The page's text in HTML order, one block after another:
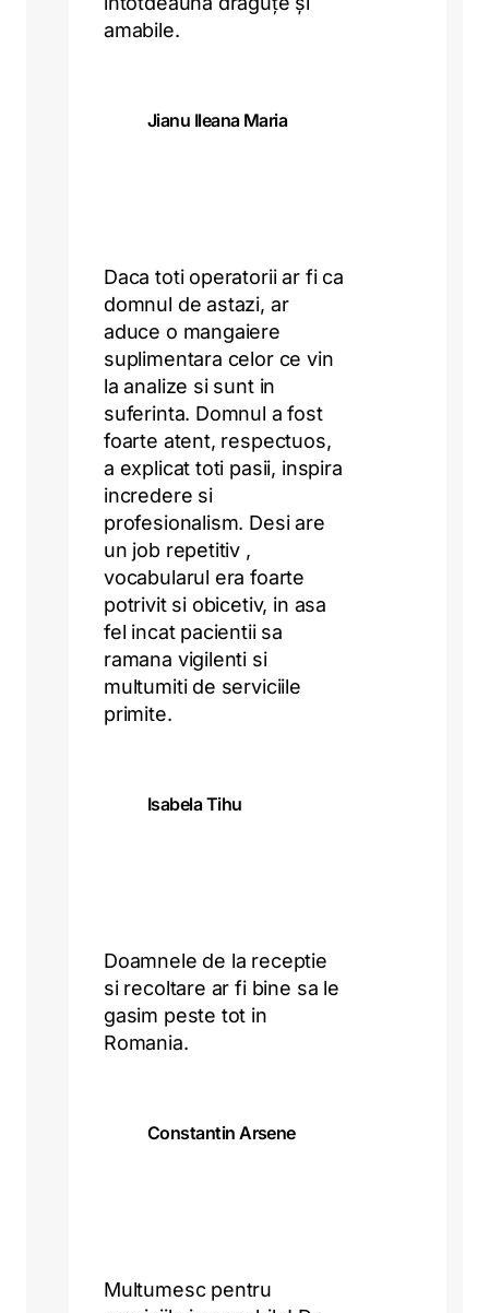
amabile.
Jianu Ileana Maria
Daca toti operatorii ar fi ca
domnul de astazi, ar
aduce o mangaiere
suplimentara celor ce vin
la analize si sunt in
suferinta. Domnul a fost
foarte atent, respectuos,
a explicat toti pasii, inspira
incredere si
profesionalism. Desi are
un job repetitiv ,
vocabularul era foarte
potrivit si obicetiv, in asa
fel incat pacientii sa
ramana vigilenti si
multumiti de serviciile
primite.
Isabela Tihu
Doamnele de la receptie
si recoltare ar fi bine sa le
gasim peste tot in
Romania.
Constantin Arsene
Multumesc pentru